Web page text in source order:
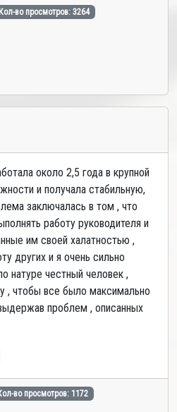
Кол-во просмотров: 3264
около 2,5 года в крупной
и получала стабильную,
заключалась в том , что
работу руководителя и
им своей халатностью ,
других и я очень сильно
натуре честный человек ,
, чтобы все было максимально
проблем , описанных
во просмотров: 1172